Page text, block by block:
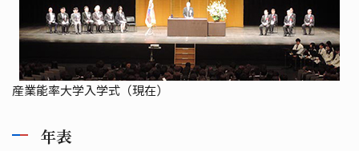
産業能率大学入学式（現在）
年表